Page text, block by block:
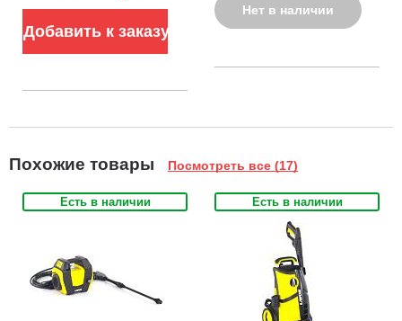
Добавить к заказу
Нет в наличии
Похожие товары Посмотреть все (17)
Есть в наличии Есть в наличии